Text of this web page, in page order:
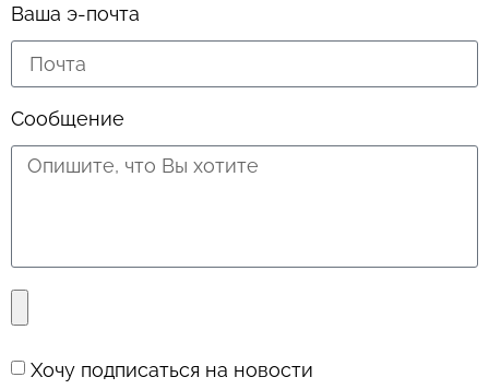
Ваша э-почта
Сообщение
Хочу подписаться на новости